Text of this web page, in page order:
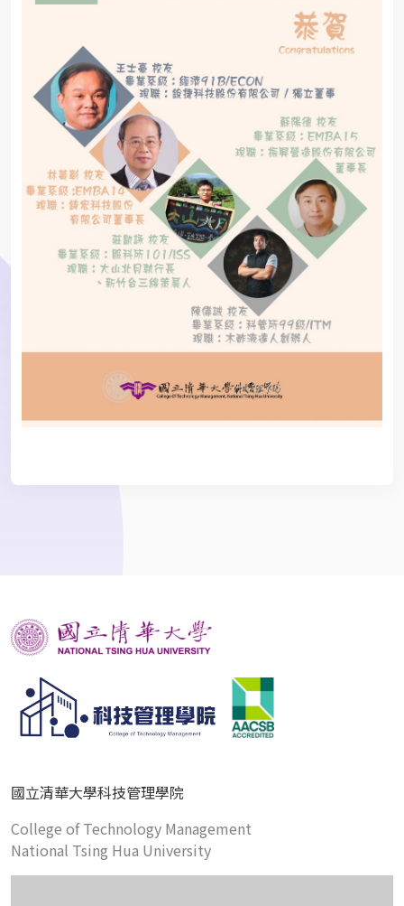
國立清華大學科技管理學院
College of Technology Management
National Tsing Hua University